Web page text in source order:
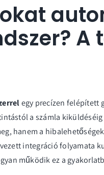
A
egy precízen felépített
a számla
hanem a
integráció folyamata
működik ez a